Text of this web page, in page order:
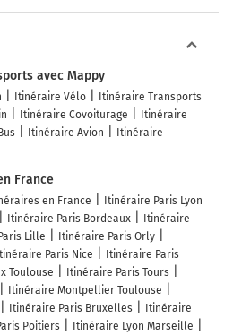
avec Mappy
Itinéraire Vélo
Itinéraire Transports
Itinéraire Covoiturage
Itinéraire
Itinéraire Avion
Itinéraire
France
en France
Itinéraire Paris Lyon
Itinéraire Paris Bordeaux
Itinéraire
Lille
Itinéraire Paris Orly
Itinéraire Paris Nice
Itinéraire Paris
Toulouse
Itinéraire Paris Tours
Itinéraire Montpellier Toulouse
Itinéraire Paris Bruxelles
Itinéraire
Poitiers
Itinéraire Lyon Marseille